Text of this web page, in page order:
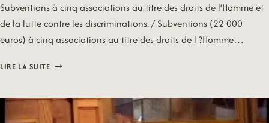
Subventions à cinq associations au titre des droits de l’Homme et
de la lutte contre les discriminations. / Subventions (22 000
euros) à cinq associations au titre des droits de l ?Homme…
LIRE LA SUITE14/09/15